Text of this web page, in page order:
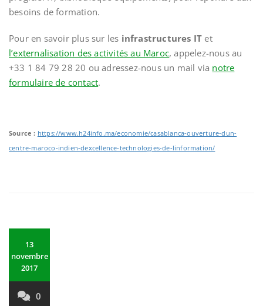
besoins de formation.
Pour en savoir plus sur les infrastructures IT et
l’externalisation des activités au Maroc, appelez-nous au
+33 1 84 79 28 20 ou adressez-nous un mail via notre
formulaire de contact.
Source : https://www.h24info.ma/economie/casablanca-ouverture-dun-
centre-maroco-indien-dexcellence-technologies-de-linformation/
13
novembre
2017
0